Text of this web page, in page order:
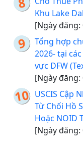
Khu Lake
[Ngày
Tổng hợp
2026- tại
vực DFW
[Ngày
USCIS Cập
Từ Chối Hồ
Hoặc NOID
[Ngày